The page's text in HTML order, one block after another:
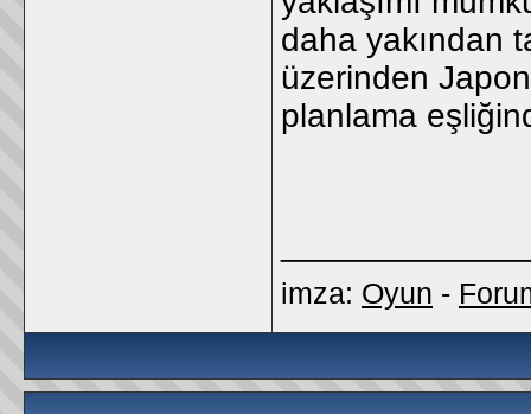
daha yakından
üzerinden
planlama
imza: Oyun -